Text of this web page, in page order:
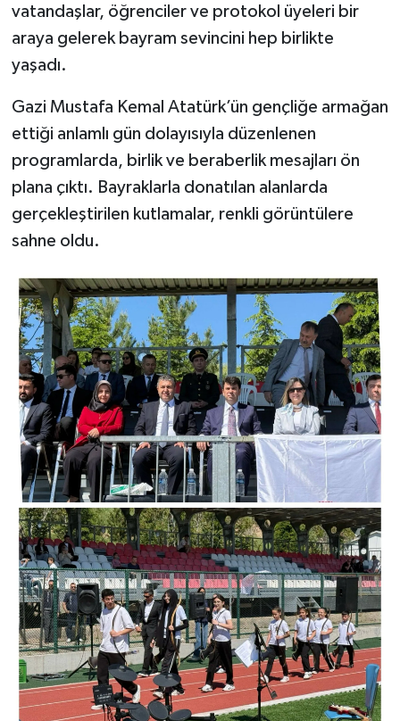
vatandaşlar, öğrenciler ve protokol üyeleri bir
araya gelerek bayram sevincini hep birlikte
yaşadı.
Gazi Mustafa Kemal Atatürk’ün gençliğe armağan
ettiği anlamlı gün dolayısıyla düzenlenen
programlarda, birlik ve beraberlik mesajları ön
plana çıktı. Bayraklarla donatılan alanlarda
gerçekleştirilen kutlamalar, renkli görüntülere
sahne oldu.
Siyaset
Spor
Teknoloji
Vasıta
Vefat Haberleri
Yaşam